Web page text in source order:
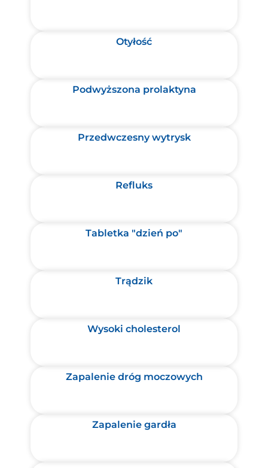
Otyłość
Podwyższona prolaktyna
Przedwczesny wytrysk
Refluks
Tabletka "dzień po"
Trądzik
Wysoki cholesterol
Zapalenie dróg moczowych
Zapalenie gardła